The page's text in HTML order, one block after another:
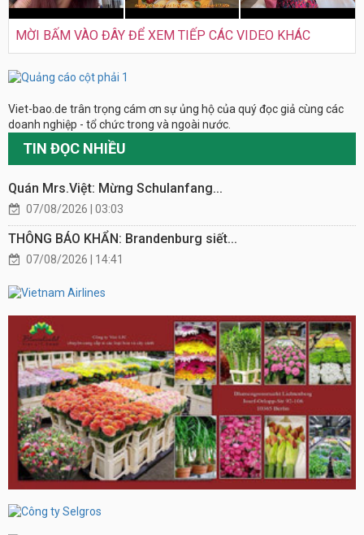
MỜI BẤM VÀO ĐÂY ĐỂ XEM TIẾP CÁC VIDEO KHÁC
Viet-bao.de trân trọng cám ơn sự ủng hộ của quý đọc giả cùng các
doanh nghiệp - tổ chức trong và ngoài nước.
TIN ĐỌC NHIỀU
Quán Mrs.Việt: Mừng Schulanfang...
07/08/2026 | 03:03
THÔNG BÁO KHẨN: Brandenburg siết...
07/08/2026 | 14:41